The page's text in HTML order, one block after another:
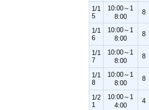
1/1
5
10:00～1
8:00
8
1/1
6
10:00～1
8:00
8
1/1
7
10:00～1
8:00
8
1/1
8
10:00～1
8:00
8
1/2
1
10:00～1
4:00
4